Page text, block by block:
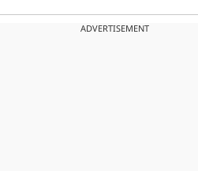
ADVERTISEMENT